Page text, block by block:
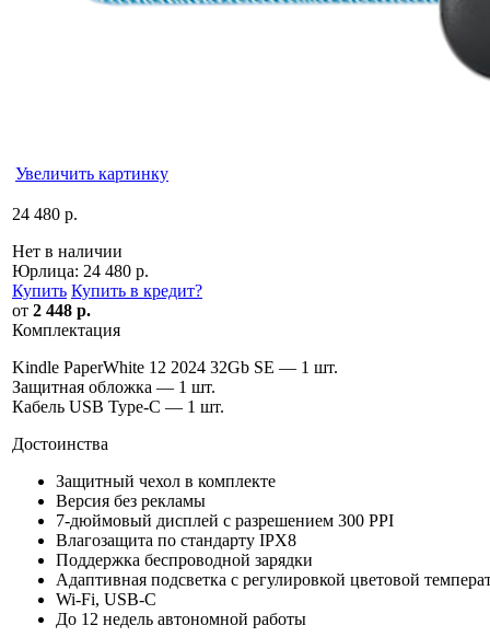
Увеличить картинку
24 480 р.
Нет в наличии
Юрлица: 24 480 р.
Купить Купить в кредит?
от 2 448 р.
Комплектация
Kindle PaperWhite 12 2024 32Gb SE — 1 шт.
Защитная обложка — 1 шт.
Кабель USB Type-C — 1 шт.
Достоинства
Защитный чехол в комплекте
Версия без рекламы
7-дюймовый дисплей с разрешением 300 PPI
Влагозащита по стандарту IPX8
Поддержка беспроводной зарядки
Адаптивная подсветка c регулировкой цветовой
Wi-Fi, USB-C
До 12 недель автономной работы